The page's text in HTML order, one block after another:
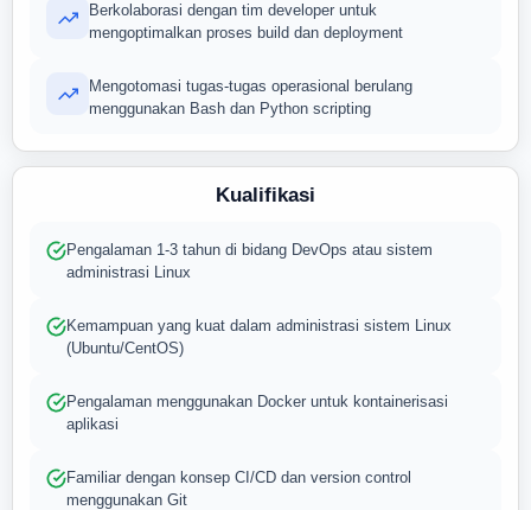
Berkolaborasi dengan tim developer untuk
mengoptimalkan proses build dan deployment
Mengotomasi tugas-tugas operasional berulang
menggunakan Bash dan Python scripting
Kualifikasi
Pengalaman 1-3 tahun di bidang DevOps atau sistem
administrasi Linux
Kemampuan yang kuat dalam administrasi sistem Linux
(Ubuntu/CentOS)
Pengalaman menggunakan Docker untuk kontainerisasi
aplikasi
Familiar dengan konsep CI/CD dan version control
menggunakan Git